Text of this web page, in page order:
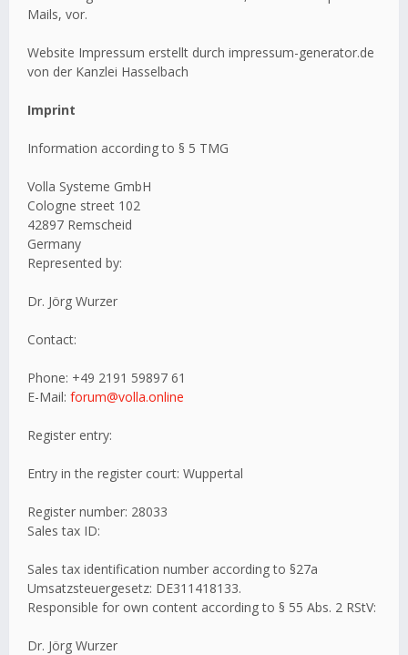
Mails, vor.
Website Impressum erstellt durch impressum-generator.de
von der Kanzlei Hasselbach
Imprint
Information according to § 5 TMG
Volla Systeme GmbH
Cologne street 102
42897 Remscheid
Germany
Represented by:
Dr. Jörg Wurzer
Contact:
Phone: +49 2191 59897 61
E-Mail: forum@volla.online
Register entry:
Entry in the register court: Wuppertal
Register number: 28033
Sales tax ID:
Sales tax identification number according to §27a
Umsatzsteuergesetz: DE311418133.
Responsible for own content according to § 55 Abs. 2 RStV:
Dr. Jörg Wurzer